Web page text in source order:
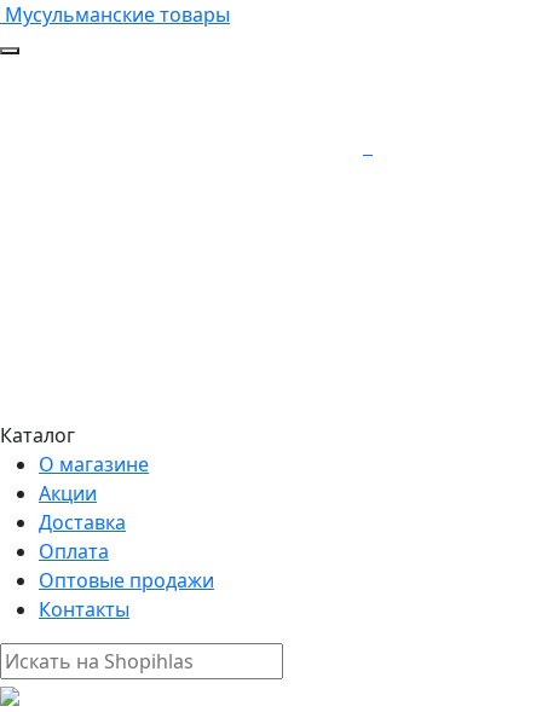
Мусульманские товары
Каталог
О магазине
Акции
Доставка
Оплата
Оптовые продажи
Контакты